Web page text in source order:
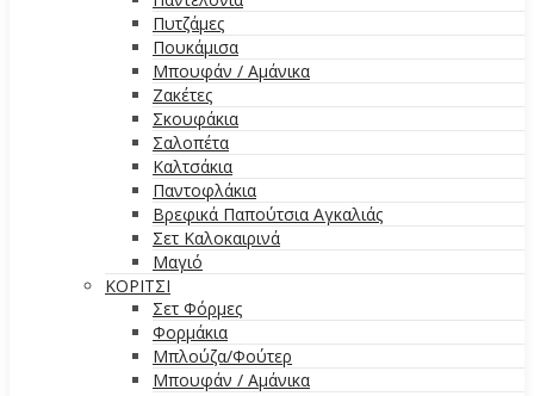
Πυτζάμες
Πουκάμισα
Μπουφάν / Αμάνικα
Ζακέτες
Σκουφάκια
Σαλοπέτα
Καλτσάκια
Παντοφλάκια
Βρεφικά Παπούτσια Αγκαλιάς
Σετ Καλοκαιρινά
Μαγιό
ΚΟΡΙΤΣΙ
Σετ Φόρμες
Φορμάκια
Μπλούζα/Φούτερ
Μπουφάν / Αμάνικα